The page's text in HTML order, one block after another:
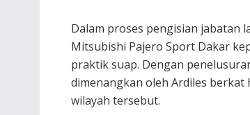
Dalam proses pengisian jabatan
Mitsubishi Pajero Sport Dakar
praktik suap. Dengan
dimenangkan oleh Ardiles
wilayah tersebut.